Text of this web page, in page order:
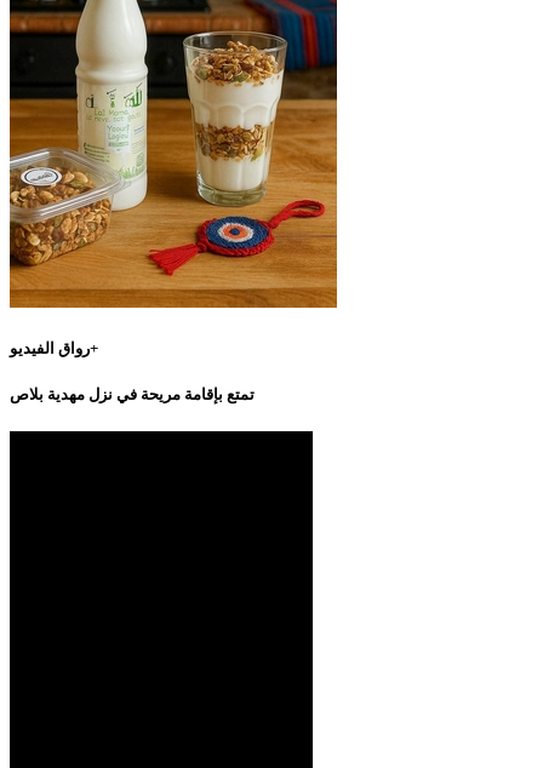
رواق الفيديو+
تمتع بإقامة مريحة في نزل مهدية بلاص